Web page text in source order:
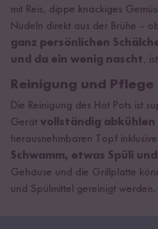
mit Reis, dippe knackiges
Nudeln direkt aus der Brühe –
ganz persönlichen
und da ein wenig nascht,
Reinigung und Pflege
Die Reinigung des Hot Pots ist
Gerät vollständig abkühlen
herausnehmbaren Topf
Schwamm, etwas Spüli
Gehäuse und die Grillplatte
und Spülmittel gereinigt werden.